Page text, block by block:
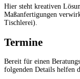
Hier steht kreativen
Maßanfertigungen
Tischlerei).
Termine
Bereit für einen
folgenden Details helfen